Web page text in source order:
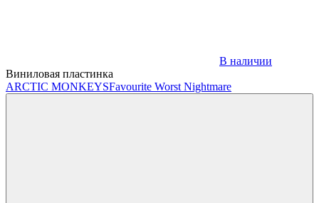
В наличии
Виниловая пластинка
ARCTIC MONKEYSFavourite Worst Nightmare